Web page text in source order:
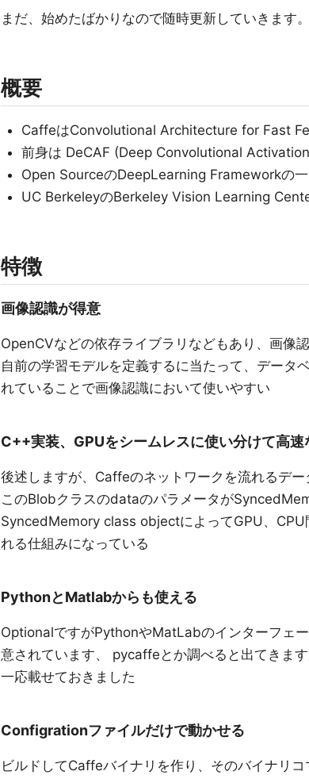
まだ、始めたばかりなので随時更新していきます。
概要
CaffeはConvolutional Architecture for Fast
前身は DeCAF (Deep Convolutional
Open SourceのDeepLearning Frameworkの
UC BerkeleyのBerkeley Vision Learning
特徴
画像認識が得意
OpenCVなどの依存ライブラリなどもあり、画像
自前の学習モデルを定義するに当たって、データ
れていることで画像認識において使いやすい
C++実装、GPUをシームレスに使い分けて高速
後述しますが、Caffeのネットワークを流れるデー
このBlobクラスのdataのパラメータが
SyncedMemory class objectによってGPU、CPU
れる仕組みになっている
PythonとMatlabからも使える
OptionalですがPythonやMatLabのインターフェ
意されています、 pycaffeとか調べると出てきま
一応載せておきました
Configrationファイルだけで動かせる
ビルドしてCaffeバイナリを作り、そのバイナリ